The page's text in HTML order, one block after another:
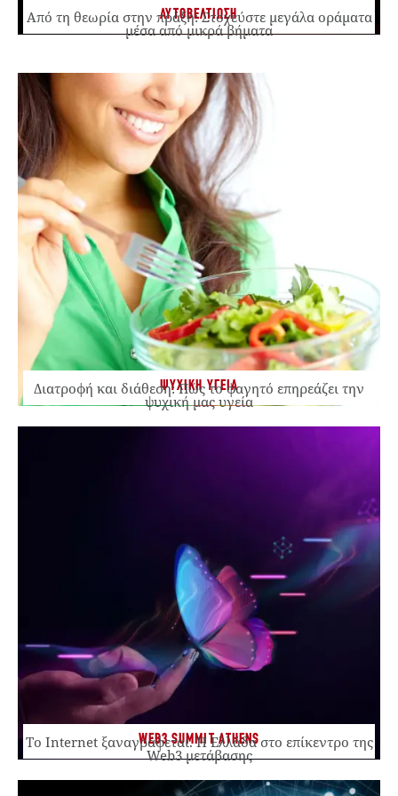
ΑΥΤΟΒΕΛΤΙΩΣΗ
Από τη θεωρία στην πράξη: Στοχεύστε μεγάλα οράματα
μέσα από μικρά βήματα
ΨΥΧΙΚΗ ΥΓΕΙΑ
Διατροφή και διάθεση: Πώς το φαγητό επηρεάζει την
ψυχική μας υγεία
WEB3 SUMMIT ATHENS
Το Internet ξαναγράφεται. Η Ελλάδα στο επίκεντρο της
Web3 μετάβασης